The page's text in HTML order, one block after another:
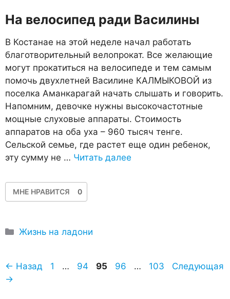
На велосипед ради Василины
В Костанае на этой неделе начал работать
благотворительный велопрокат. Все желающие
могут прокатиться на велосипеде и тем самым
помочь двухлетней Василине КАЛМЫКОВОЙ из
поселка Аманкарагай начать слышать и говорить.
Напомним, девочке нужны высокочастотные
мощные слуховые аппараты. Стоимость
аппаратов на оба уха – 960 тысяч тенге.
Сельской семье, где растет еще один ребенок,
эту сумму не … Читать далее
МНЕ НРАВИТСЯ 0
Рубрики
Жизнь на ладони
← Назад Страница
1 … Страница
94 Страница
95 Страница
96 … Страница
103
Следующая
→